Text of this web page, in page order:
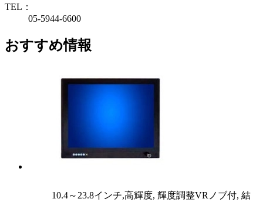
TEL：
05-5944-6600
おすすめ情報
10.4～23.8インチ,高輝度, 輝度調整VRノブ付, 結